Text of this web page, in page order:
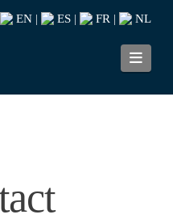
EN ES FR NL